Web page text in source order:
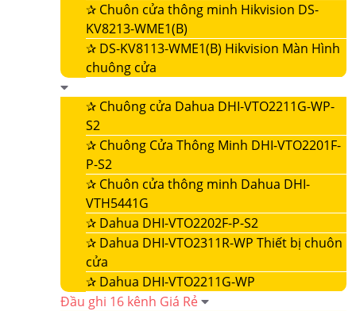
✰ Chuôn cửa thông minh Hikvision DS-
KV8213-WME1(B)
✰ DS-KV8113-WME1(B) Hikvision Màn Hình
chuông cửa
✰ Chuông cửa Dahua DHI-VTO2211G-WP-
S2
✰ Chuông Cửa Thông Minh DHI-VTO2201F-
P-S2
✰ Chuôn cửa thông minh Dahua DHI-
VTH5441G
✰ Dahua DHI-VTO2202F-P-S2
✰ Dahua DHI-VTO2311R-WP Thiết bị chuôn
cửa
✰ Dahua DHI-VTO2211G-WP
Đầu ghi 16 kênh Giá Rẻ